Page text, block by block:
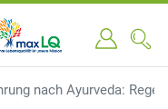
nach Ayurveda: